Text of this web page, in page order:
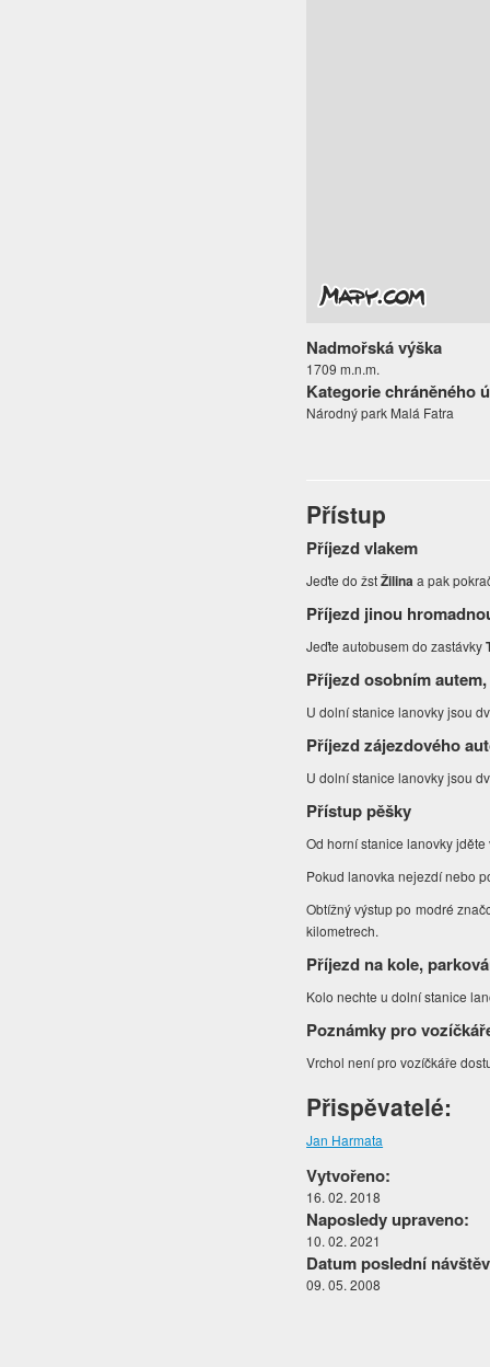
Nadmořská výška
1709 m.n.m.
Kategorie chráněného
Národný park Malá Fatra
Přístup
Příjezd vlakem
Jeďte do žstŽilinaa pak
Příjezd jinou
Jeďte autobusem do zastávky
Příjezd osobním
U dolní stanice lanovky jsou
Příjezd zájezdového
U dolní stanice lanovky jsou
Přístup pěšky
Od horní stanice lanovky
Pokud lanovka nejezdí nebo
Obtížný výstup po modré
kilometrech.
Příjezd na kole,
Kolo nechte u dolní stanice
Poznámky pro
Vrchol není pro vozíčkáře
Přispěvatelé:
Jan Harmata
Vytvořeno:
16. 02. 2018
Naposledy upraveno:
10. 02. 2021
Datum poslední
09. 05. 2008